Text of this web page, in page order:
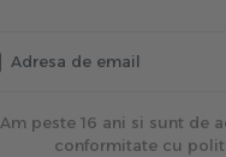
Am peste 16 ani si sunt de
conformitate cu